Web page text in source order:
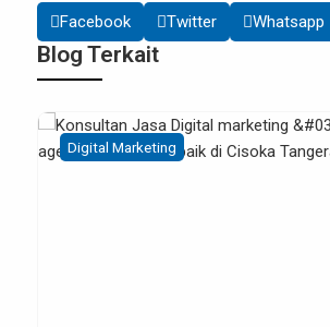
Facebook
Twitter Whatsapp
Blog Terkait
Digital Marketing